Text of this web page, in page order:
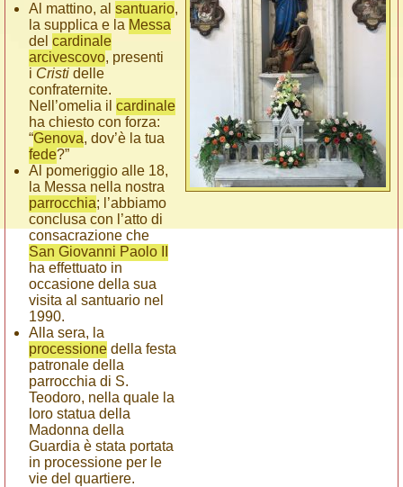
Al mattino, al santuario,
la supplica e la Messa
del cardinale
arcivescovo, presenti
i Cristidelle
confraternite.
Nell’omelia il cardinale
ha chiesto con forza:
“Genova, dov’è la tua
fede?”
Al pomeriggio alle 18,
la Messa nella nostra
parrocchia; l’abbiamo
conclusa con l’atto di
consacrazione che
San Giovanni Paolo II
ha effettuato in
occasione della sua
visita al santuario nel
1990.
Alla sera, la
processionedella festa
patronale della
parrocchia di S.
Teodoro, nella quale la
loro statua della
Madonna della
Guardia è stata portata
in processione per le
vie del quartiere.